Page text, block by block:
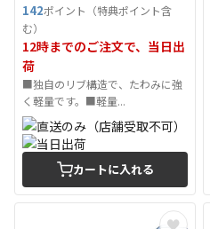
142ポイント（特典ポイント含
む）
12時までのご注文で、当日出
荷
■独自のリブ構造で、たわみに強
く軽量です。■軽量...
カートに入れる